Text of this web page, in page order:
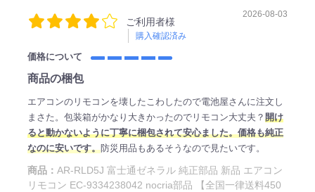
ご利用者様
購入確認済み
2026-08-03
価格について
商品の梱包
エアコンのリモコンを壊したこわしたので電池屋さんに注文し
まさた。包装箱がかなり大きかったのでリモコン大丈夫？ 開け
ると動かないように丁寧に梱包されて安心ました。価格も純正
なのに安いです。防災用品もあるそうなので見たいです。
商品： AR-RLD5J 富士通ゼネラル 純正部品 新品 エアコン
リモコン EC-9334238042 nocria部品 【全国一律送料450